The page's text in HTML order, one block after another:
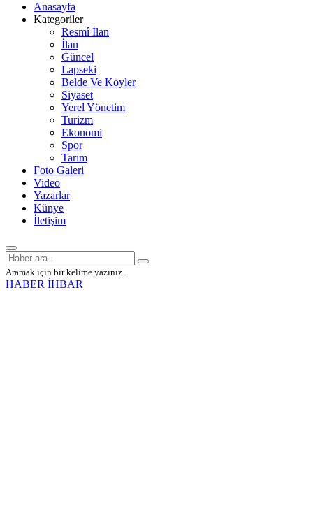
Anasayfa
Kategoriler
Resmî İlan
İlan
Güncel
Lapseki
Belde Ve Köyler
Siyaset
Yerel Yönetim
Turizm
Ekonomi
Spor
Tarım
Foto Galeri
Video
Yazarlar
Künye
İletişim
Aramak için bir kelime yazınız.
HABER İHBAR